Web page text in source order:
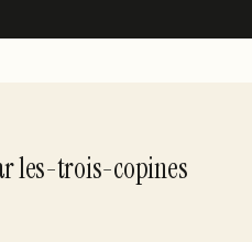
les-trois-copines